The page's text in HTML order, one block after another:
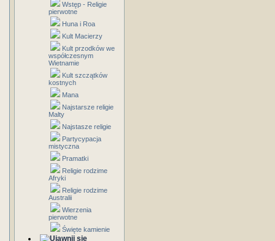
Wstęp - Religie
pierwotne
Huna i Roa
Kult Macierzy
Kult przodków we
współczesnym
Wietnamie
Kult szczątków
kostnych
Mana
Najstarsze religie
Malty
Najstasze religie
Partycypacja
mistyczna
Pramatki
Religie rodzime
Afryki
Religie rodzime
Australii
Wierzenia
pierwotne
Święte kamienie